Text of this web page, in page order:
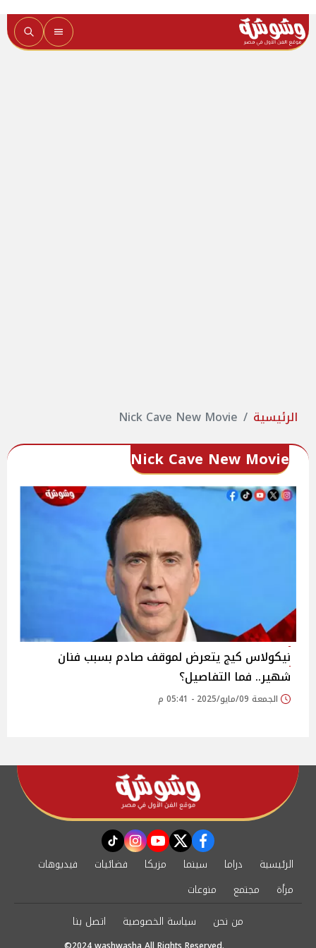
الرئيسية Nick Cave New Movie
Nick Cave New Movie
نيكولاس كيج يتعرض لموقف صادم بسبب فنان
شهير.. فما التفاصيل؟
الجمعة 09/مايو/2025 - 05:41 م
facebook
twitter
youtube
instagram
tiktok
الرئيسية دراما سينما مزيكا فضائيات
فيديوهات
مرأة
مجتمع
منوعات
من نحن
سياسة الخصوصية اتصل بنا